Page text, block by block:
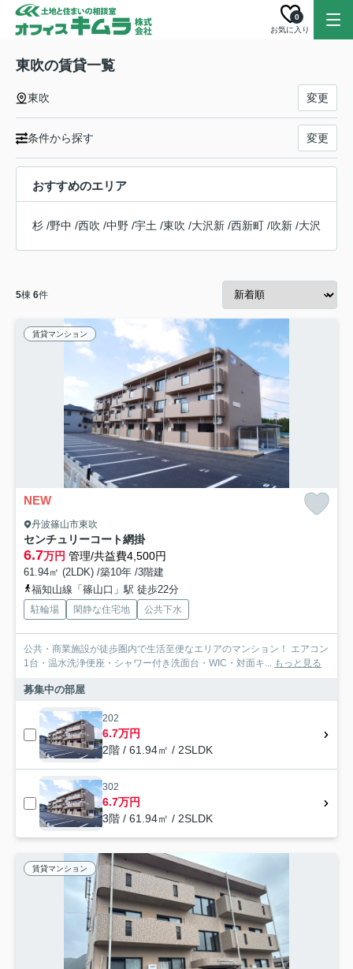
お気に入り
0
東吹の賃貸一覧
東吹 変更
条件から探す 変更
おすすめのエリア
杉 /野中 /西吹 /中野 /宇土 /東吹 /大沢新 /西新町 /吹新 /大沢
5棟 6件
賃貸マンション
NEW
丹波篠山市東吹
センチュリーコート網掛
6.7万円 管理/共益費4,500円
61.94㎡ (2LDK) /築10年 /3階建
福知山線「篠山口」駅 徒歩22分
駐輪場 閑静な住宅地 公共下水
公共・商業施設が徒歩圏内で生活至便なエリアのマンション！ エアコン
1台・温水洗浄便座・シャワー付き洗面台・WIC・対面キ... もっと見る
募集中の部屋
202
6.7万円
2階 / 61.94㎡ / 2SLDK
302
6.7万円
3階 / 61.94㎡ / 2SLDK
賃貸マンション